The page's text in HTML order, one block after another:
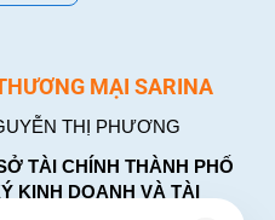
MẠI SARINA
THỊ PHƯƠNG
TÀI CHÍNH THÀNH PHỐ
KINH DOANH VÀ TÀI